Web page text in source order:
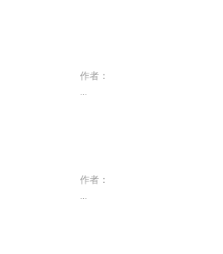
作者：
...
作者：
...